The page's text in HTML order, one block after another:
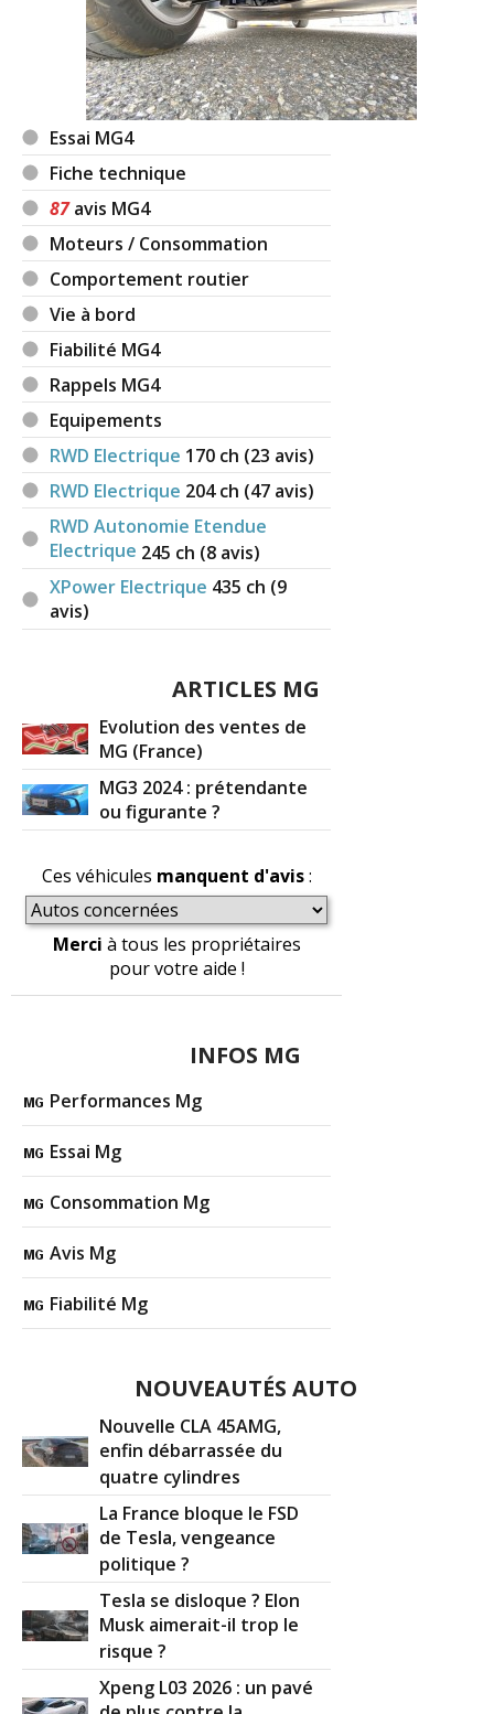
Essai MG4
Fiche technique
87avis MG4
Moteurs / Consommation
Comportement routier
Vie à bord
Fiabilité MG4
Rappels MG4
Equipements
RWD Electrique 170 ch (23 avis)
RWD Electrique 204ch (47 avis)
RWD Autonomie Etendue
Electrique 245 ch (8 avis)
XPower Electrique 435 ch (9
avis)
ARTICLES MG
Evolution des ventes de
MG (France)
MG3 2024 : prétendante
ou figurante ?
Ces véhicules manquent d'avis:
Merci à tous les propriétaires
pour votre aide !
INFOS MG
Performances Mg
Essai Mg
Consommation Mg
Avis Mg
Fiabilité Mg
NOUVEAUTÉS AUTO
Nouvelle CLA 45AMG,
enfin débarrassée du
quatre cylindres
La France bloque le FSD
de Tesla, vengeance
politique ?
Tesla se disloque ? Elon
Musk aimerait-il trop le
risque ?
Xpeng L03 2026 : un pavé